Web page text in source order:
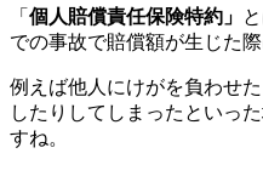
「 個人賠償責任保険特約」
での事故で賠償額が生じた
例えば他人にけがを負わせ
したりしてしまったといっ
すね。